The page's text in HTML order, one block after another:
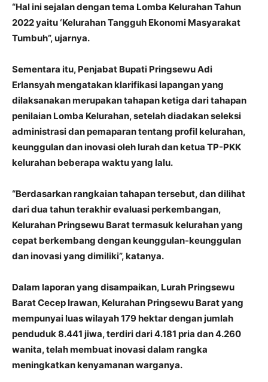
“Hal ini sejalan dengan tema Lomba Kelurahan Tahun
2022 yaitu ‘Kelurahan Tangguh Ekonomi Masyarakat
Tumbuh”, ujarnya.
Sementara itu, Penjabat Bupati Pringsewu Adi
Erlansyah mengatakan klarifikasi lapangan yang
dilaksanakan merupakan tahapan ketiga dari tahapan
penilaian Lomba Kelurahan, setelah diadakan seleksi
administrasi dan pemaparan tentang profil kelurahan,
keunggulan dan inovasi oleh lurah dan ketua TP-PKK
kelurahan beberapa waktu yang lalu.
“Berdasarkan rangkaian tahapan tersebut, dan dilihat
dari dua tahun terakhir evaluasi perkembangan,
Kelurahan Pringsewu Barat termasuk kelurahan yang
cepat berkembang dengan keunggulan-keunggulan
dan inovasi yang dimiliki”, katanya.
Dalam laporan yang disampaikan, Lurah Pringsewu
Barat Cecep Irawan, Kelurahan Pringsewu Barat yang
mempunyai luas wilayah 179 hektar dengan jumlah
penduduk 8.441 jiwa, terdiri dari 4.181 pria dan 4.260
wanita, telah membuat inovasi dalam rangka
meningkatkan kenyamanan warganya.